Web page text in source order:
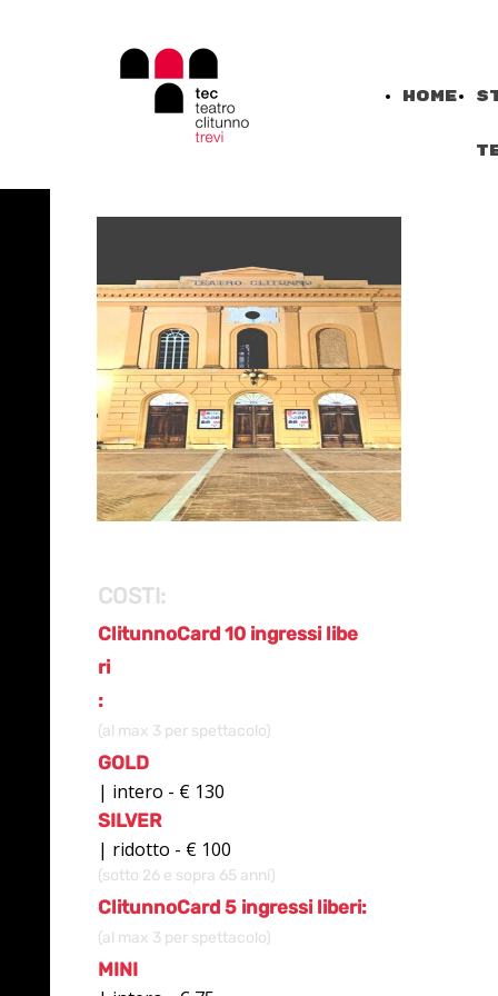
Home
COSTI:
ClitunnoCard 10 ingressi libe
ri
:
(al max 3 per spettacolo)
GOLD
| intero - € 130
SILVER
| ridotto - € 100
(sotto 26 e sopra 65 anni)
ClitunnoCard 5 ingressi liberi:
(al max 3 per spettacolo)
MINI